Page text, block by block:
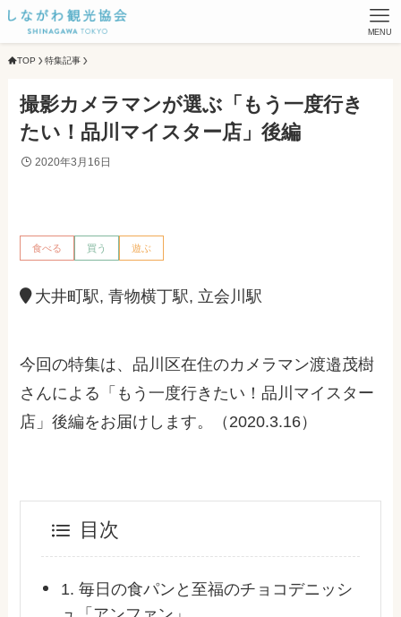
MENU
TOP 特集記事
撮影カメラマンが選ぶ「もう一度行き
たい！品川マイスター店」後編
2020年3月16日
食べる 買う 遊ぶ
大井町駅, 青物横丁駅, 立会川駅
今回の特集は、品川区在住のカメラマン渡邉茂樹
さんによる「もう一度行きたい！品川マイスター
店」後編をお届けします。（2020.3.16）
目次
1. 毎日の食パンと至福のチョコデニッシ